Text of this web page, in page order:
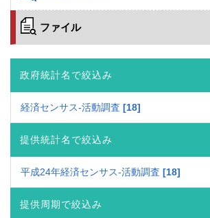
ファイル
政府統計名で絞込み
経済センサス‐活動調査 18
提供統計名で絞込み
平成24年経済センサス‐活動調査 18
提供周期で絞込み